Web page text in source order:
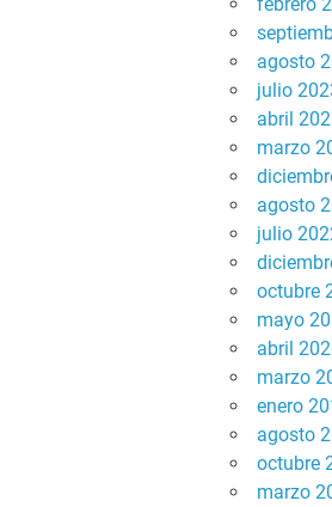
agosto
julio
abril
marzo
agosto
julio
octubre
mayo
abril
marzo
enero
agosto
octubre
marzo